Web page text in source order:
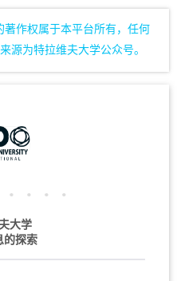
著作权属于本平台所有，任何
源为特拉维夫大学公众号。
大学
的探索